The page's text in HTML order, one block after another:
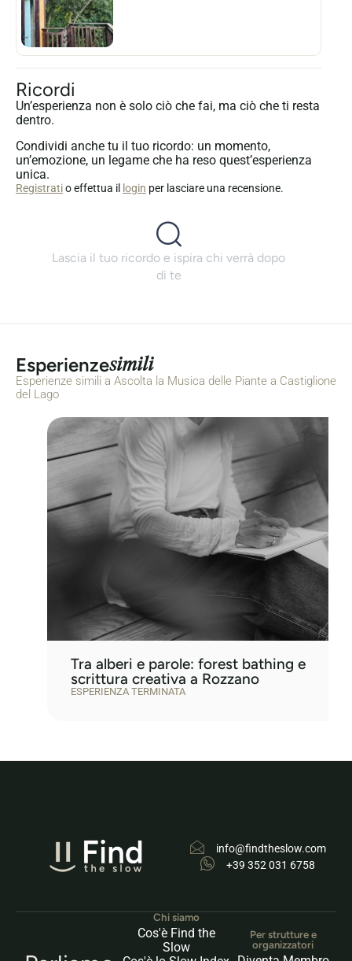
Ricordi
Un’esperienza non è solo ciò che fai, ma ciò che ti resta
dentro.
Condividi anche tu il tuo ricordo: un momento,
un’emozione, un legame che ha reso quest’esperienza
unica.
Registratio effettua il login per lasciare una recensione.
Lascia il tuo ricordo e ispira chi verrà dopo
di te
Esperienzesimili
Esperienze simili a Ascolta la Musica delle Piante a Castiglione
del Lago
Tra alberi e parole: forest bathing e
scrittura creativa a Rozzano
ESPERIENZA TERMINATA
info@findtheslow.com
+39 352 031 6758
Chi siamo
Cos'è Find the
Slow
Per strutture e
organizzatori